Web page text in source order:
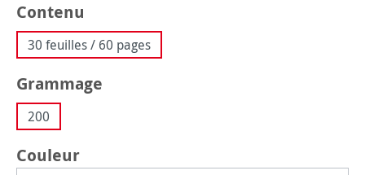
Sélectionnez
Contenu
30 feuilles / 60 pages
Sélectionnez
Grammage
200
Sélectionnez
Couleur